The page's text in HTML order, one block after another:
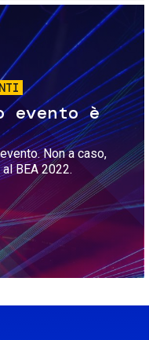
evento è
Non a caso,
BEA 2022.